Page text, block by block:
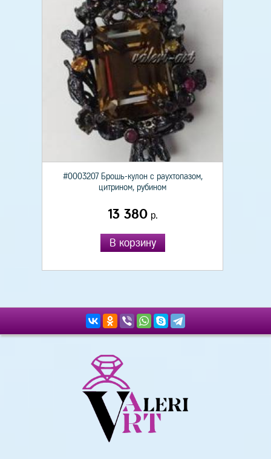
#0003207 Брошь-кулон с раухтопазом,
цитрином, рубином
13 380р.
В корзину